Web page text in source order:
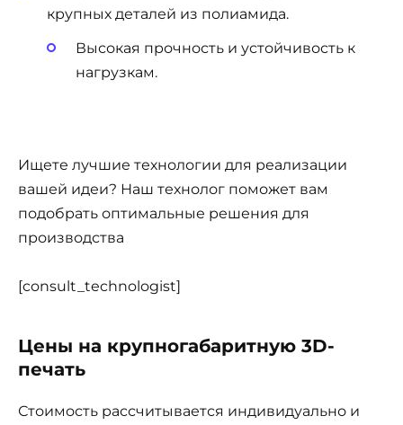
крупных деталей из полиамида.
Высокая прочность и устойчивость к
нагрузкам.
Ищете лучшие технологии для реализации
вашей идеи? Наш технолог поможет вам
подобрать оптимальные решения для
производства
[consult_technologist]
Цены на крупногабаритную 3D-
печать
Стоимость рассчитывается индивидуально и